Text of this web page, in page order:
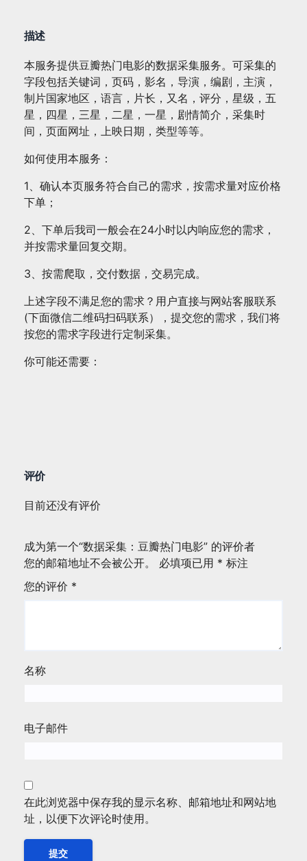
描述
本服务提供豆瓣热门电影的数据采集服务。可采集的
字段包括关键词，页码，影名，导演，编剧，主演，
制片国家地区，语言，片长，又名，评分，星级，五
星，四星，三星，二星，一星，剧情简介，采集时
间，页面网址，上映日期，类型等等。
如何使用本服务：
1、确认本页服务符合自己的需求，按需求量对应价格
下单；
2、下单后我司一般会在24小时以内响应您的需求，
并按需求量回复交期。
3、按需爬取，交付数据，交易完成。
上述字段不满足您的需求？用户直接与网站客服联系
(下面微信二维码扫码联系），提交您的需求，我们将
按您的需求字段进行定制采集。
你可能还需要：
评价
目前还没有评价
成为第一个“数据采集：豆瓣热门电影” 的评价者
您的邮箱地址不会被公开。
必填项已用 * 标注
您的评价 *
名称
电子邮件
在此浏览器中保存我的显示名称、邮箱地址和网站地
址，以便下次评论时使用。